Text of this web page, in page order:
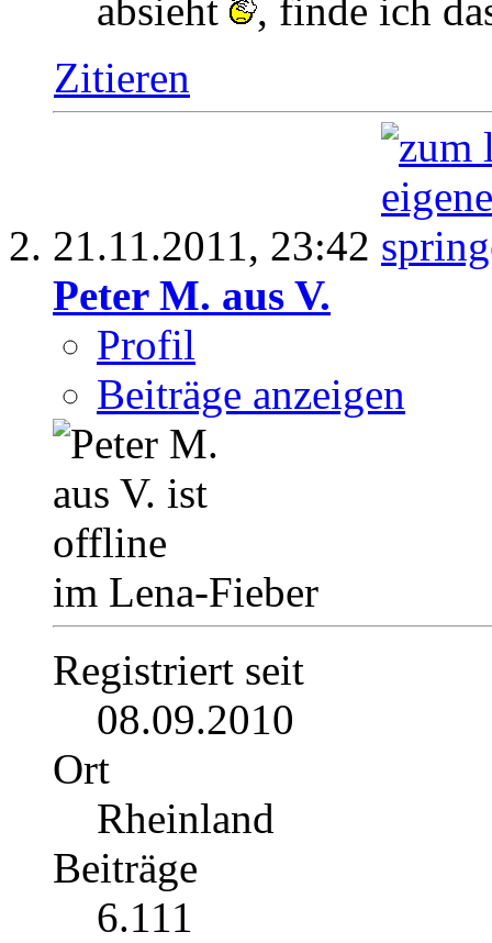
absieht
, finde ich
Zitieren
21.11.2011, 23:42
Peter M. aus V.
Profil
Beiträge anzeigen
im Lena-Fieber
Registriert seit
08.09.2010
Ort
Rheinland
Beiträge
6.111